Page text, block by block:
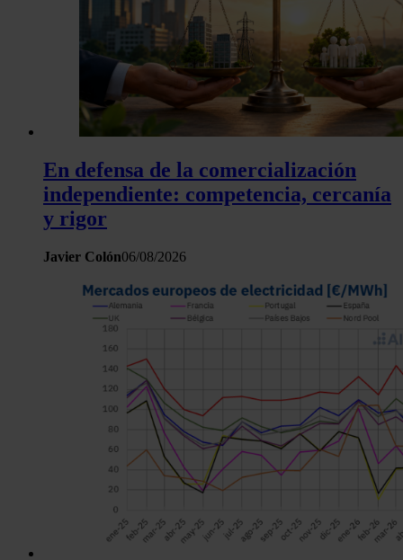
En defensa de la comercialización
independiente: competencia, cercanía
y rigor
Javier Colón06/08/2026